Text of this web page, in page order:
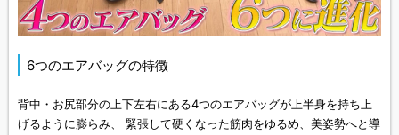
6つのエアバッグの特徴
背中・お尻部分の上下左右にある4つのエアバッグが上半身を持ち上
げるように膨らみ、 緊張して硬くなった筋肉をゆるめ、美姿勢へと導